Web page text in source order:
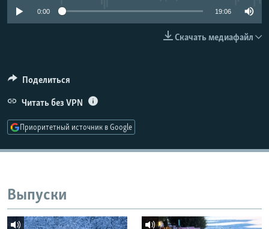
РАСПИСАНИЕ ВЕЩАНИЯ
Все сайты РСЕ/РС
0:00 19:06
Скачать медиафайл
Поделиться
Читать без VPN
Приоритетный источник в Google
Выпуски